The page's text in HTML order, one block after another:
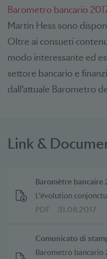
Barometro bancario
Martin Hess sono
Oltre ai consueti
modo interessante ed
settore bancario e
dall’attuale Barometro
Link &
Baromètre bancaire
L’évolution
PDF
31.08.2017
Comunicato di
Barometro bancario